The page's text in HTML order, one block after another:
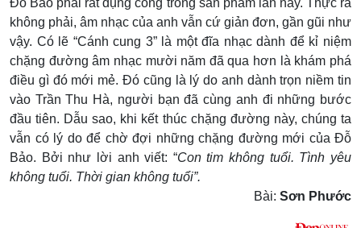
Đỗ Bảo phải rất dụng công trong sản phẩm lần này. Thực ra
không phải, âm nhạc của anh vẫn cứ giản đơn, gần gũi như
vậy. Có lẽ “Cánh cung 3” là một đĩa nhạc dành để kỉ niệm
chặng đường âm nhạc mười năm đã qua hơn là khám phá
điều gì đó mới mẻ. Đó cũng là lý do anh dành trọn niềm tin
vào Trần Thu Hà, người bạn đã cùng anh đi những bước
đầu tiên. Dẫu sao, khi kết thúc chặng đường này, chúng ta
vẫn có lý do để chờ đợi những chặng đường mới của Đỗ
Bảo. Bởi như lời anh viết: “Con tim không tuổi. Tình yêu
không tuổi. Thời gian không tuổi”.
Bài: Sơn Phước